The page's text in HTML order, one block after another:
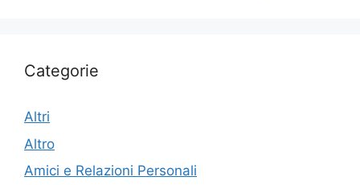
Categorie
Altri
Altro
Amici e Relazioni Personali